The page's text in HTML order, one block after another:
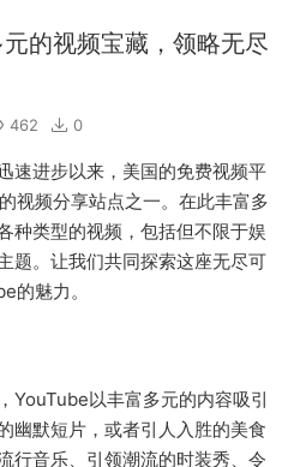
的视频宝藏，领略无尽
462 0
速进步以来，美国的免费视频平
视频分享站点之一。在此丰富多
种类型的视频，包括但不限于娱
题。让我们共同探索这座无尽可
的魅力。
YouTube以丰富多元的内容吸引
幽默短片，或者引人入胜的美食
行音乐、引领潮流的时装秀、令